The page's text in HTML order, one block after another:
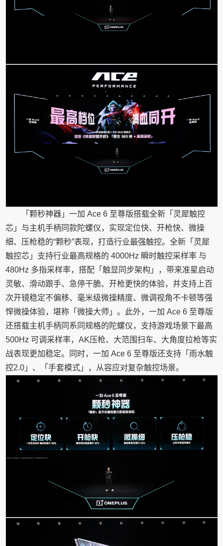
「颗秒神器」一加 Ace 6 至尊版搭载全新「灵犀触控
芯」与主机手柄同款陀螺仪，实现定位快、开枪快、微操
细、压枪稳的“颗秒”表现，打造行业最强触控。全新「灵犀
触控芯」支持行业最高规格的 4000Hz 瞬时触控采样率 与
480Hz 多指采样率，搭配「触显同步架构」，带来准星启动
灵敏、滑动跟手、急停干脆、开枪更快的体验，并支持上百
次开镜稳定不偏移、毫米级微操精度、微调视角不卡顿等强
悍微操体验，堪称「微操大师」。此外，一加 Ace 6 至尊版
还搭载主机手柄同系同规格的陀螺仪，支持游戏场景下最高
500Hz 可调采样率，AK压枪、大范围扫车、大角度拉枪等实
战表现更加稳定。同时，一加 Ace 6 至尊版还支持「雨水触
控2.0」、「手套模式」，从容应对复杂触控场景。